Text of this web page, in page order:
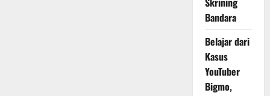
Bandara
Belajar dari
Kasus
YouTuber
Bigmo,